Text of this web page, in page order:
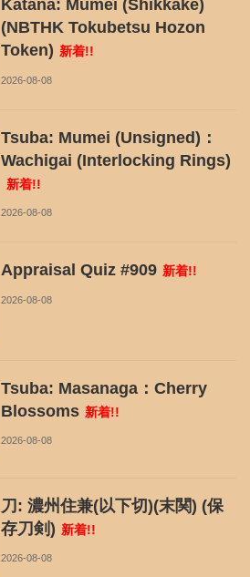
Katana: Mumei (Shikkake)
(NBTHK Tokubetsu Hozon
Token) 新着!!
2026-08-08
Tsuba: Mumei (Unsigned)：
Wachigai (Interlocking Rings)
新着!!
2026-08-08
Appraisal Quiz #909 新着!!
2026-08-08
Tsuba: Masanaga：Cherry
Blossoms 新着!!
2026-08-08
刀: 濃州住兼(以下切)(末関) (保
存刀剣) 新着!!
2026-08-08